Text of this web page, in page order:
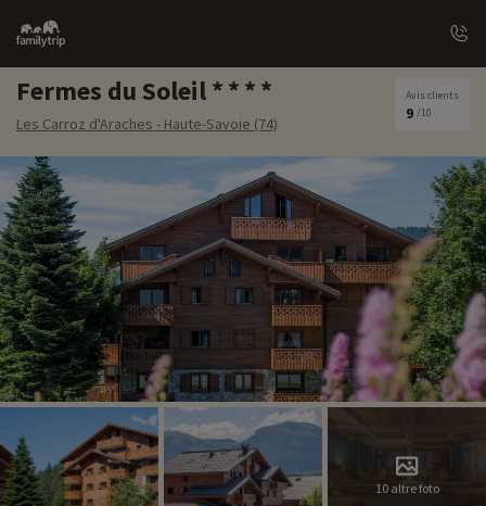
Family
trip
Fermes du Soleil
Les Carroz d'Araches - Haute-Savoie (74)
Avis clients
9 /10
10 altre foto